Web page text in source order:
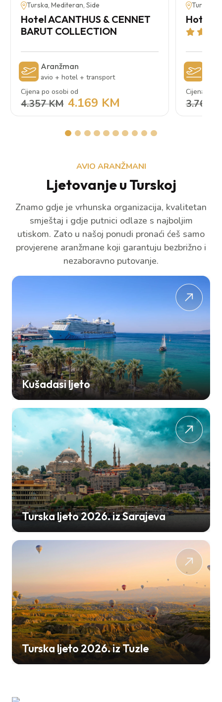
Turska, Mediteran, Side
Hotel ACANTHUS & CENNET
BARUT COLLECTION
Aranžman
avio + hotel + transport
Cijena po osobi od
4.357 KM 4.169 KM
Turska,
Hotel
Cijena po
3.763
AVIO ARANŽMANI
Ljetovanje u Turskoj
Znamo gdje je vrhunska organizacija, kvalitetan
smještaj i gdje putnici odlaze s najboljim
utiskom. Zato u našoj ponudi pronaći ćeš samo
provjerene aranžmane koji garantuju bezbrižno i
nezaboravno putovanje.
Kušadasi ljeto
Turska ljeto 2026. iz Sarajeva
Turska ljeto 2026. iz Tuzle